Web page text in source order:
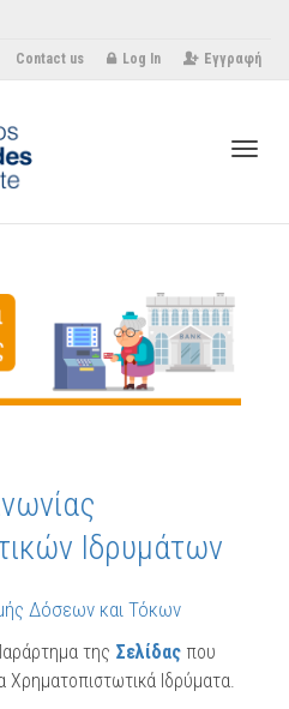
Contact us Log In Εγγραφή
Ιδρυμάτων
Δόσεων και Τόκων
της Σελίδας που
Χρηματοπιστωτικά Ιδρύματα.